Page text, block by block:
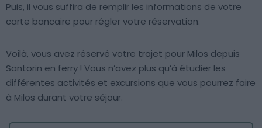
Puis, il vous suffira de remplir les informations de votre
carte bancaire pour régler votre réservation.
Voilà, vous avez réservé votre trajet pour Milos depuis
Santorin en ferry ! Vous n’avez plus qu’à étudier les
différentes activités et excursions que vous pourrez faire
à Milos durant votre séjour.